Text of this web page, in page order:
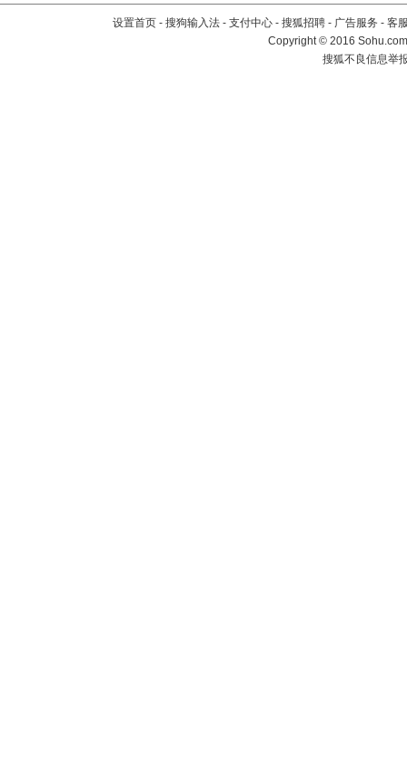
设置首页 - 搜狗输入法 - 支付中心 - 搜狐招聘 - 广告服务 - 客
Copyright©2016
搜狐不良信息举